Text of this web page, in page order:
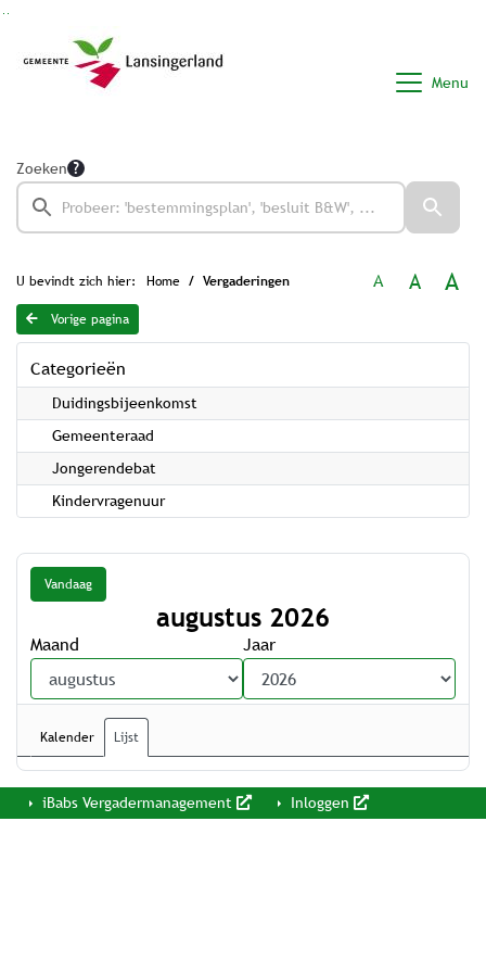
Menu
Zoeken
U bevindt zich hier: Home Vergaderingen A A A
Vorige pagina
Categorieën
Duidingsbijeenkomst
Gemeenteraad
Jongerendebat
Kindervragenuur
Vandaag
augustus 2026
Maand Jaar
Kalender Lijst
iBabs Vergadermanagement Inloggen